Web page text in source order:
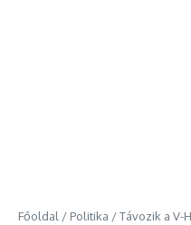
Főoldal / Politika /Távozik a V-